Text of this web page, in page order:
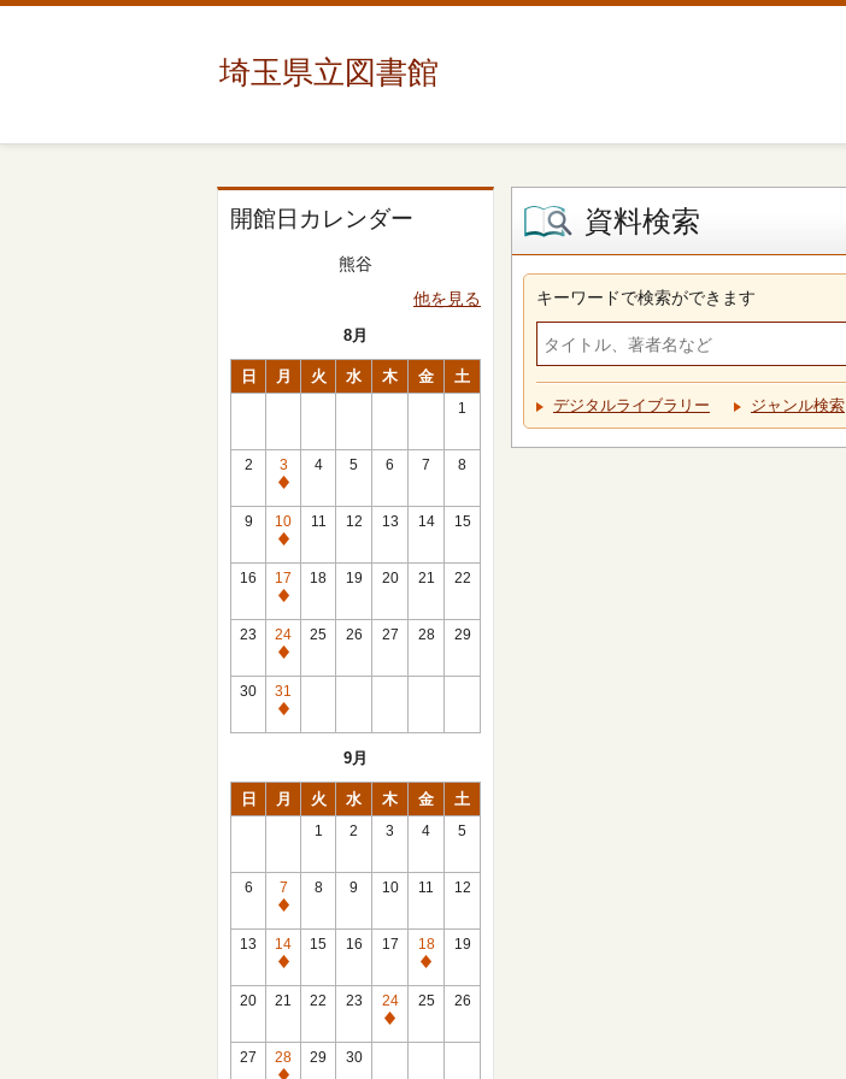
埼玉県立図書館
開館日カレンダー
熊谷
他を見る
8月
日 月 火 水 木 金 土
1
2
3
休
館
日
4 5 6 7 8
9
10
休
館
日
11 12 13 14 15
16
17
休
館
日
18 19 20 21 22
23
24
休
館
日
25 26 27 28 29
30
31
休
9月
日 月 火 水 木 金 土
1 2 3 4 5
6
7
休
館
日
8 9 10 11 12
13
14
休
館
15 16 17
18
休
館
19
20 21 22 23
24
休
25 26
27
28
29 30
資料検索
キーワードで検索ができます
デジタルライブラリー ジャンル検索